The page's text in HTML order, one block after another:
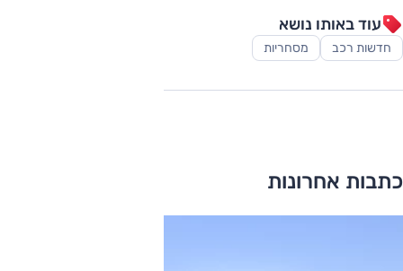
עוד באותו נושא
חדשות רכב מסחריות
כתבות אחרונות